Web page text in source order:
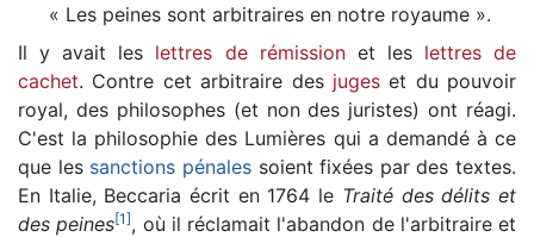
« Les peines sont arbitraires en notre royaume ».
Il y avait les lettres de rémissionet les lettres de
cachet. Contre cet arbitraire des jugeset du pouvoir
royal, des philosophes (et non des juristes) ont réagi.
C'est la philosophie des Lumières qui a demandé à ce
que les sanctions pénalessoient fixées par des textes.
En Italie, Beccaria écrit en 1764 le Traité des délits et
des peines[1], où il réclamait l'abandon de l'arbitraire et